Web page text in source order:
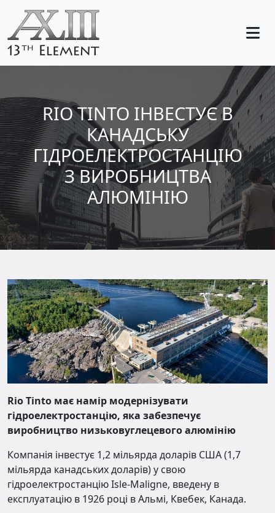
RIO TINTO ІНВЕСТУЄ В
КАНАДСЬКУ
ГІДРОЕЛЕКТРОСТАНЦІЮ
З ВИРОБНИЦТВА
АЛЮМІНІЮ
Rio Tinto має намір модернізувати
гідроелектростанцію, яка забезпечує
виробництво низьковуглецевого алюмінію
Компанія інвестує 1,2 мільярда доларів США (1,7
мільярда канадських доларів) у свою
гідроелектростанцію Isle-Maligne, введену в
експлуатацію в 1926 році в Альмі, Квебек, Канада.